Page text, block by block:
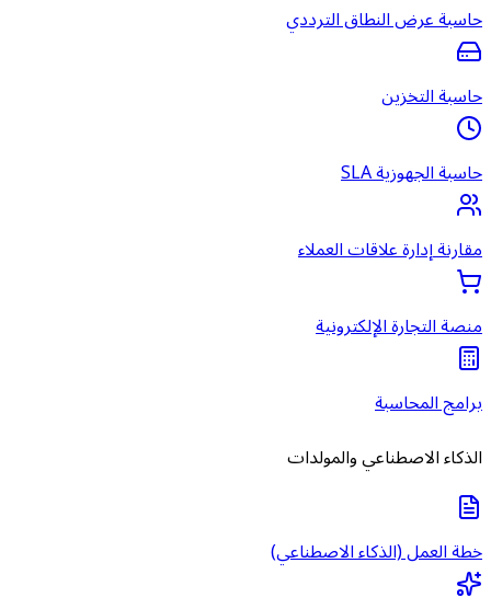
حاسبة عرض النطاق الترددي
حاسبة التخزين
حاسبة الجهوزية SLA
مقارنة إدارة علاقات العملاء
منصة التجارة الإلكترونية
برامج المحاسبة
الذكاء الاصطناعي والمولدات
خطة العمل (الذكاء الاصطناعي)